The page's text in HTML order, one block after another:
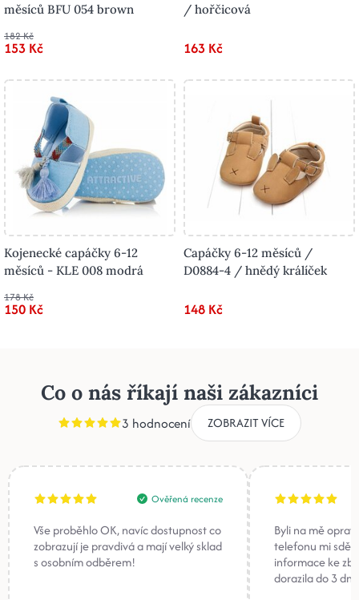
měsíců BFU 054 brown
182 Kč
153 Kč
/ hořčicová
163 Kč
Kojenecké capáčky 6-12
měsíců - KLE 008 modrá
178 Kč
150 Kč
Capáčky 6-12 měsíců /
D0884-4 / hnědý králíček
148 Kč
Co o nás říkají naši zákazníci
3 hodnocení ZOBRAZIT VÍCE
Ověřená recenze
Vše proběhlo OK, navíc dostupnost co
zobrazují je pravdivá a mají velký sklad
s osobním odběrem!
Byli na mě
telefonu mi
informace ke
dorazila do 3